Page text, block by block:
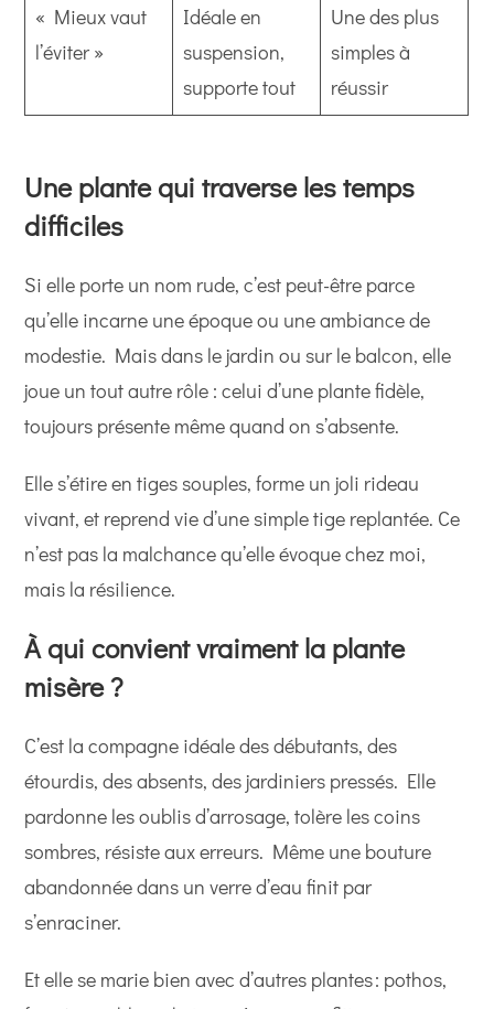
« Mieux vaut
l’éviter »
Idéale en
suspension,
supporte tout
Une des plus
simples à
réussir
Une plante qui traverse les temps
difficiles
Si elle porte un nom rude, c’est peut-être parce
qu’elle incarne une époque ou une ambiance de
modestie. Mais dans le jardin ou sur le balcon, elle
joue un tout autre rôle : celui d’une plante fidèle,
toujours présente même quand on s’absente.
Elle s’étire en tiges souples, forme un joli rideau
vivant, et reprend vie d’une simple tige replantée. Ce
n’est pas la malchance qu’elle évoque chez moi,
mais la résilience.
À qui convient vraiment la plante
misère ?
C’est la compagne idéale des débutants, des
étourdis, des absents, des jardiniers pressés. Elle
pardonne les oublis d’arrosage, tolère les coins
sombres, résiste aux erreurs. Même une bouture
abandonnée dans un verre d’eau finit par
s’enraciner.
Et elle se marie bien avec d’autres plantes : pothos,